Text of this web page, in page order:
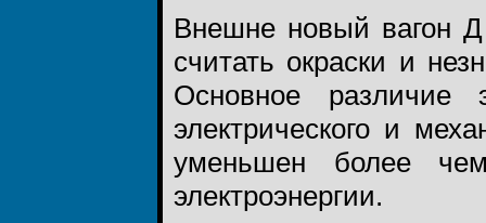
Внешне новый вагон
считать окраски и
Основное различие
электрического и
уменьшен более
электроэнергии.